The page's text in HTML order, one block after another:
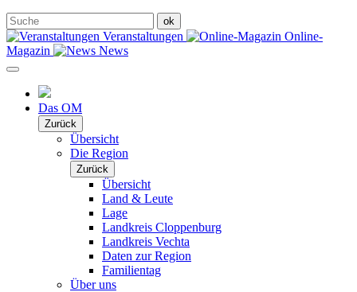
Veranstaltungen
Online-
Magazin
News
Das OM
Zurück
Übersicht
Die Region
Zurück
Übersicht
Land & Leute
Lage
Landkreis Cloppenburg
Landkreis Vechta
Daten zur Region
Familientag
Über uns